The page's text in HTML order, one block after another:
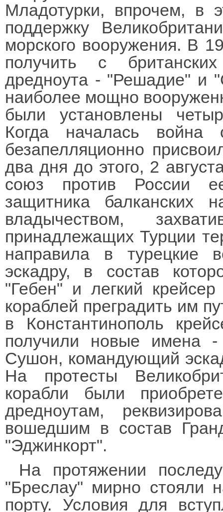
Младотурки, впрочем, в
поддержку
морского вооружения. В
получить с
дредноута - "Решадие" и
наиболее мощно
были установлены
Когда началась война
безапелляционно
два дня до этого, 2
союз против России ее
защитника балканских
владычеством,
принадлежащих Турции
направила в турецкие
эскадру, в состав
"Гебен" и легкий
кораблей преградить им
в Константинополь
получили новые имена
Сушон, командующий
На протесты
корабли были
дредноутам,
вошедшим в состав
"Эджинкорт".
На протяжении
"Бреслау" мирно стояли
порту. Условия для